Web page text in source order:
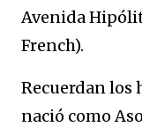
Avenida
French).
Recuerdan los
nació como